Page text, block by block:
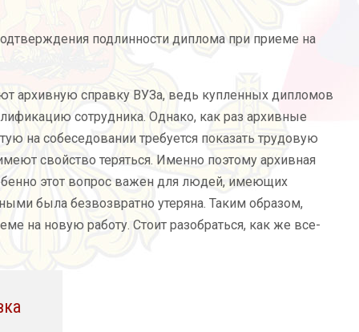
подлинности диплома при приеме на
архивную справку ВУЗа, ведь купленных дипломов
сотрудника. Однако, как раз архивные
на собеседовании требуется показать трудовую
свойство теряться. Именно поэтому архивная
этот вопрос важен для людей, имеющих
была безвозвратно утеряна. Таким образом,
на новую работу. Стоит разобраться, как же все-